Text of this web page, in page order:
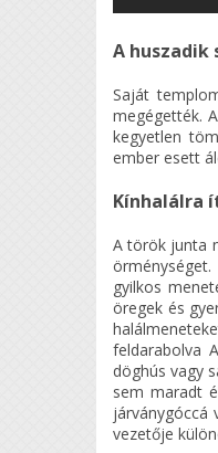
A huszadik
Saját
megégették.
kegyetlen
ember esett
Kínhalálra
A török junta
gyilkos
öregek és
feldarabolva
döghús vagy
sem maradt
járványgóccá
vezetője